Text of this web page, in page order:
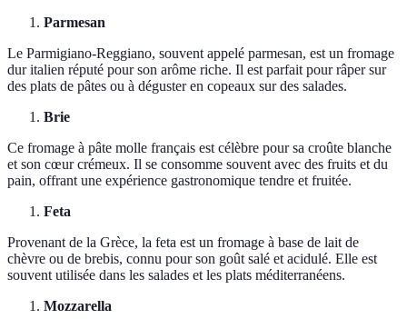
Parmesan
Le Parmigiano-Reggiano, souvent appelé parmesan, est un fromage
dur italien réputé pour son arôme riche. Il est parfait pour râper sur
des plats de pâtes ou à déguster en copeaux sur des salades.
Brie
Ce fromage à pâte molle français est célèbre pour sa croûte blanche
et son cœur crémeux. Il se consomme souvent avec des fruits et du
pain, offrant une expérience gastronomique tendre et fruitée.
Feta
Provenant de la Grèce, la feta est un fromage à base de lait de
chèvre ou de brebis, connu pour son goût salé et acidulé. Elle est
souvent utilisée dans les salades et les plats méditerranéens.
Mozzarella